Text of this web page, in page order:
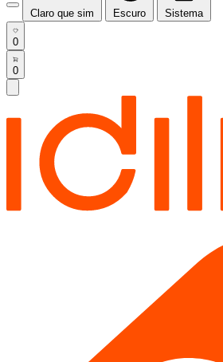
Claro que sim Escuro Sistema
0
0